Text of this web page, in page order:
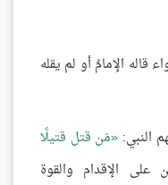
الإمامُ أو لم يقله
النبي: مَن قتل قتيلًا
على الإقدام والقوة